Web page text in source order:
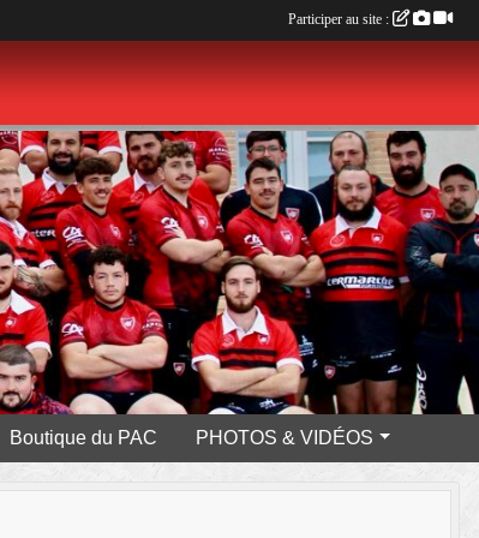
Boutique du PAC PHOTOS & VIDÉOS
Participer au site :